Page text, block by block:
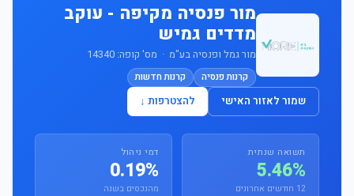
מור פנסיה מקיפה - עוקב
מדדים גמיש
מור גמל ופנסיה בע"מ · מס' קופה: 14340
קרנות פנסיה קרנות חדשות
שמור לאזור האישי להצטרפות ↓
תשואה שנתית
5.46%
12 חודשים אחרונים
דמי ניהול
0.19%
מהנכסים בשנה